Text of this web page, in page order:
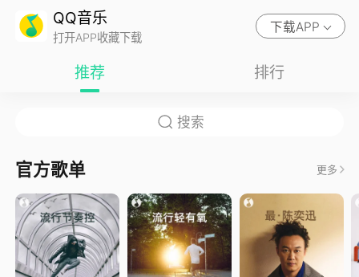
QQ音乐
打开APP收藏下载
下载APP
推荐 排行
官方歌单 更多